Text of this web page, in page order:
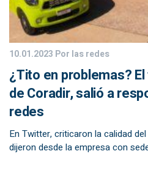
10.01.2023 Por las redes
¿Tito en problemas?
de Coradir, salió a
redes
En Twitter, criticaron la calidad
dijeron desde la empresa con